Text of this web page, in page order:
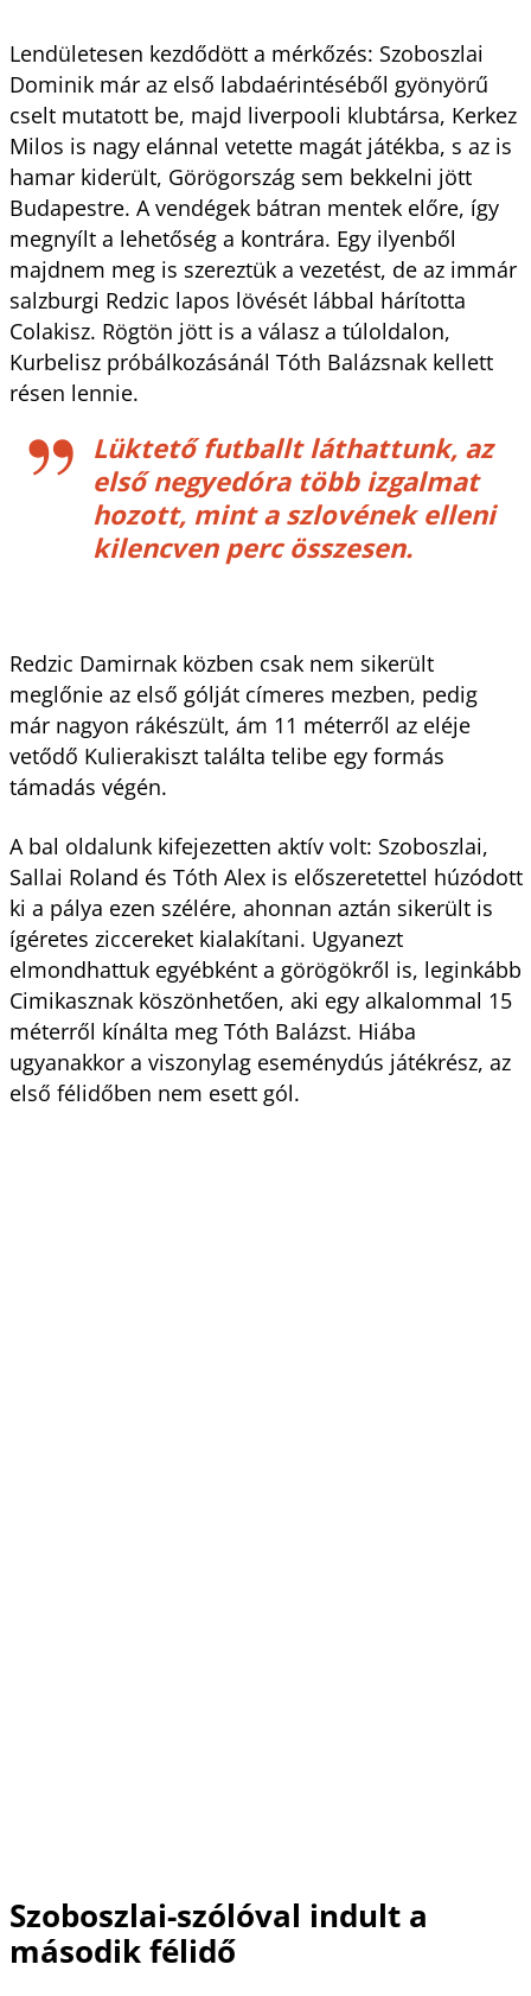
Lendületesen kezdődött a mérkőzés: Szoboszlai
Dominik már az első labdaérintéséből gyönyörű
cselt mutatott be, majd liverpooli klubtársa, Kerkez
Milos is nagy elánnal vetette magát játékba, s az is
hamar kiderült, Görögország sem bekkelni jött
Budapestre. A vendégek bátran mentek előre, így
megnyílt a lehetőség a kontrára. Egy ilyenből
majdnem meg is szereztük a vezetést, de az immár
salzburgi Redzic lapos lövését lábbal hárította
Colakisz. Rögtön jött is a válasz a túloldalon,
Kurbelisz próbálkozásánál Tóth Balázsnak kellett
résen lennie.
Lüktető futballt láthattunk, az
első negyedóra több izgalmat
hozott, mint a szlovének elleni
kilencven perc összesen.
Redzic Damirnak közben csak nem sikerült
meglőnie az első gólját címeres mezben, pedig
már nagyon rákészült, ám 11 méterről az eléje
vetődő Kulierakiszt találta telibe egy formás
támadás végén.
A bal oldalunk kifejezetten aktív volt: Szoboszlai,
Sallai Roland és Tóth Alex is előszeretettel húzódott
ki a pálya ezen szélére, ahonnan aztán sikerült is
ígéretes ziccereket kialakítani. Ugyanezt
elmondhattuk egyébként a görögökről is, leginkább
Cimikasznak köszönhetően, aki egy alkalommal 15
méterről kínálta meg Tóth Balázst. Hiába
ugyanakkor a viszonylag eseménydús játékrész, az
első félidőben nem esett gól.
Szoboszlai-szólóval indult a
második félidő